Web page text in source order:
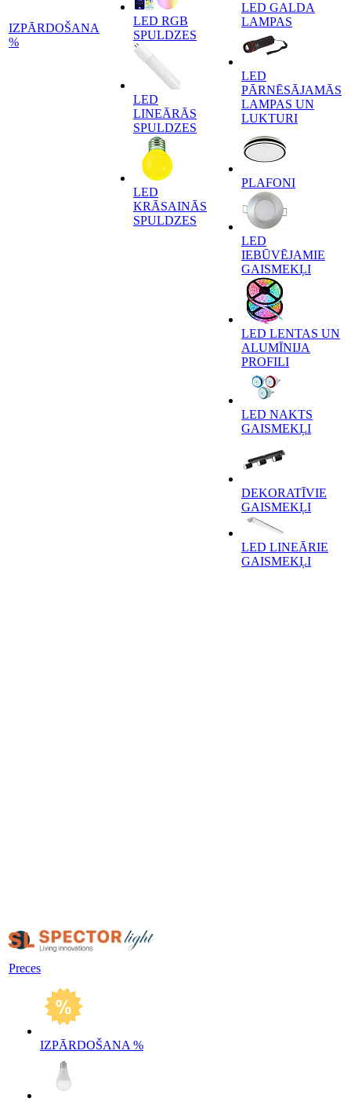
IZPĀRDOŠANA
%
LED RGB
SPULDZES
LED
LINEĀRĀS
SPULDZES
LED
KRĀSAINĀS
SPULDZES
LED GALDA
LAMPAS
LED
PĀRNĒSĀJAMĀS
LAMPAS UN
LUKTURI
PLAFONI
LED
IEBŪVĒJAMIE
GAISMEKĻI
LED LENTAS UN
ALUMĪNIJA
PROFILI
LED NAKTS
GAISMEKĻI
DEKORATĪVIE
GAISMEKĻI
LED LINEĀRIE
GAISMEKĻI
Preces
IZPĀRDOŠANA %